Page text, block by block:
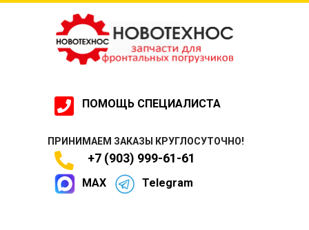
ПОМОЩЬ СПЕЦИАЛИСТА
ПРИНИМАЕМ ЗАКАЗЫ КРУГЛОСУТОЧНО!
+7 (903) 999-61-61
MAX Telegram